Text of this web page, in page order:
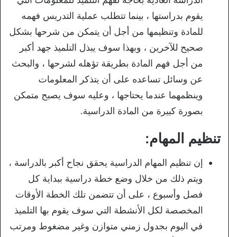
يقوم بدراستها ، بينما تتطلب عملية التدريس فهمه
للمادة وتنظيمها من أجل أن يتمكن من شرحها بشكل
صحيح للآخرين ، وبهذا سوف يبذل التلميذ جهد أكبر
من أجل فهم المادة بطريقة تؤهله لشرحها ، والبحث
عن وسائل تساعده على أن يتذكر المعلومات
وينظمهما عندما يحتاجها ، وعليه سوف يصبح متمكن
بصورة كبيرة من المادة الدراسية.
تنظيم المهام:
إن تنظيم المهام الدراسية يحقق نجاح أكبر بالدراسة ،
ويتم ذلك من خلال وضع خطة دراسية ببداية كل
فصل وأسبوع ، على أن تتضمن تلك الخطة الأوقات
المخصصة لكل الأنشطة التي سوف يقوم بها التلميذ
في اليوم بجدول زمني متوازن وغير مضغوط ومرتب